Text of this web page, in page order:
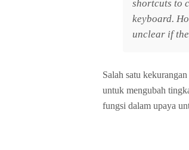
shortcuts to
keyboard.
unclear if
Salah satu
untuk mengubah
fungsi dalam upaya